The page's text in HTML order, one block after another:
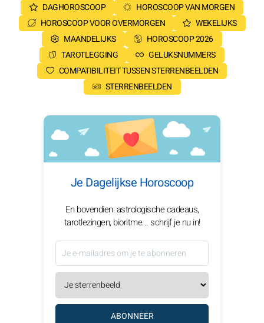
DAGHOROSCOOP
HOROSCOOP VAN MORGEN
HOROSCOOP VOOR OVERMORGEN
WEKELIJKS
MAANDELIJKS
HOROSCOOP 2026
TAROTLEGGING
GELUKSNUMMERS
COMPATIBILITEIT TUSSEN STERRENBEELDEN
STERRENBEELDEN
Je Dagelijkse Horoscoop
En bovendien: astrologische cadeaus,
tarotlezingen, bioritme... schrijf je nu in!
ABONNEER